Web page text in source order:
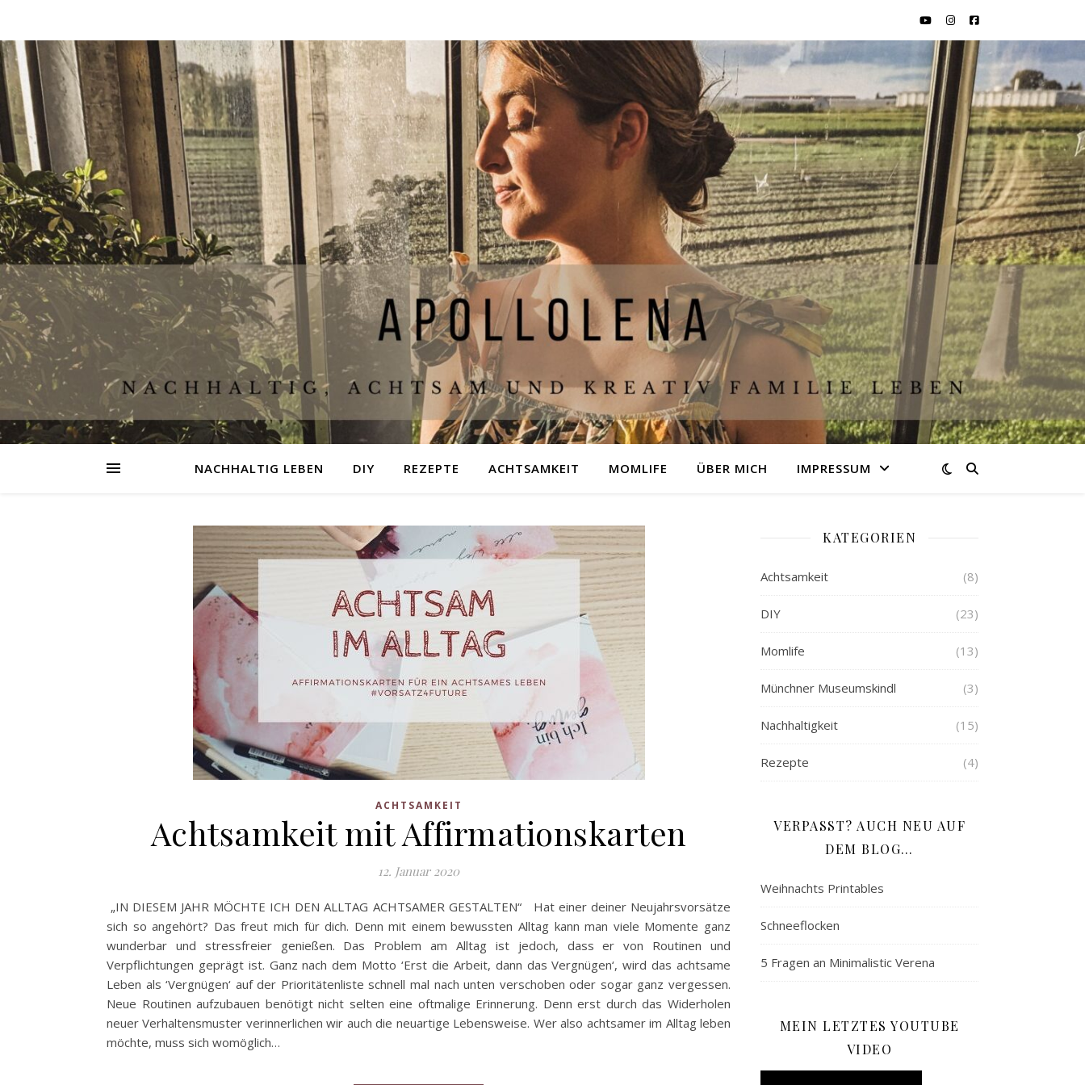
NACHHALTIG LEBEN DIY REZEPTE ACHTSAMKEIT MOMLIFE ÜBER MICH IMPRESSUM
ACHTSAMKEIT
Achtsamkeit mit Affirmationskarten
12. Januar 2020
„IN DIESEM JAHR MÖCHTE ICH DEN ALLTAG ACHTSAMER GESTALTEN“ Hat einer deiner Neujahrsvorsätze
sich so angehört? Das freut mich für dich. Denn mit einem bewussten Alltag kann man viele Momente ganz
wunderbar und stressfreier genießen. Das Problem am Alltag ist jedoch, dass er von Routinen und
Verpflichtungen geprägt ist. Ganz nach dem Motto ‘Erst die Arbeit, dann das Vergnügen‘, wird das achtsame
Leben als ‘Vergnügen‘ auf der Prioritätenliste schnell mal nach unten verschoben oder sogar ganz vergessen.
Neue Routinen aufzubauen benötigt nicht selten eine oftmalige Erinnerung. Denn erst durch das Widerholen
neuer Verhaltensmuster verinnerlichen wir auch die neuartige Lebensweise. Wer also achtsamer im Alltag leben
möchte, muss sich womöglich…
KATEGORIEN
Achtsamkeit (8)
DIY (23)
Momlife (13)
Münchner Museumskindl (3)
Nachhaltigkeit (15)
Rezepte (4)
VERPASST? AUCH NEU AUF
DEM BLOG…
Weihnachts Printables
Schneeflocken
5 Fragen an Minimalistic Verena
MEIN LETZTES YOUTUBE
VIDEO